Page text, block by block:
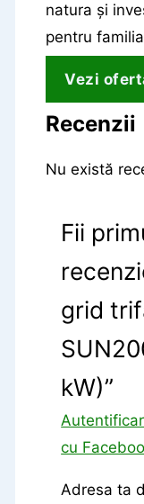
natura și
pentru
Vezi
Recenzii
Nu există
Fii
grid
kW)”
cu
Adresa ta